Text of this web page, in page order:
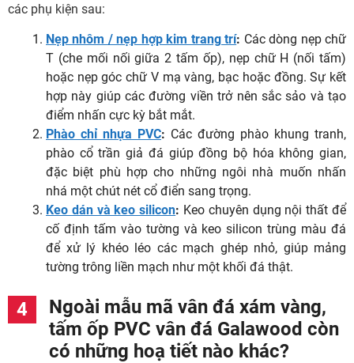
các phụ kiện sau:
Nẹp nhôm / nẹp hợp kim trang trí: Các dòng nẹp chữ
T (che mối nối giữa 2 tấm ốp), nẹp chữ H (nối tấm)
hoặc nẹp góc chữ V mạ vàng, bạc hoặc đồng. Sự kết
hợp này giúp các đường viền trở nên sắc sảo và tạo
điểm nhấn cực kỳ bắt mắt.
Phào chỉ nhựa PVC: Các đường phào khung tranh,
phào cổ trần giả đá giúp đồng bộ hóa không gian,
đặc biệt phù hợp cho những ngôi nhà muốn nhấn
nhá một chút nét cổ điển sang trọng.
Keo dán và keo silicon: Keo chuyên dụng nội thất để
cố định tấm vào tường và keo silicon trùng màu đá
để xử lý khéo léo các mạch ghép nhỏ, giúp mảng
tường trông liền mạch như một khối đá thật.
Ngoài mẫu mã vân đá xám vàng,
tấm ốp PVC vân đá Galawood còn
có những hoạ tiết nào khác?